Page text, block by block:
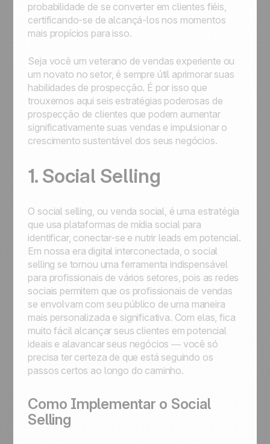
probabilidade de se converter em clientes fiéis,
certificando-se de alcançá-los nos momentos
mais propícios para isso.
Seja você um veterano de vendas experiente ou
um novato no setor, é sempre útil aprimorar suas
habilidades de prospecção. É por isso que
trouxemos aqui seis estratégias poderosas de
prospecção de clientes que podem aumentar
significativamente suas vendas e impulsionar o
crescimento sustentável dos seus negócios.
1. Social Selling
O social selling, ou venda social, é uma estratégia
que usa plataformas de mídia social para
identificar, conectar-se e nutrir leads em potencial.
Em nossa era digital interconectada, o social
selling se tornou uma ferramenta indispensável
para profissionais de vários setores, pois as redes
sociais permitem que os profissionais de vendas
se envolvam com seu público de uma maneira
mais personalizada e significativa. Com elas, fica
muito fácil alcançar seus clientes em potencial
ideais e alavancar seus negócios — você só
precisa ter certeza de que está seguindo os
passos certos ao longo do caminho.
Como Implementar o Social
Selling